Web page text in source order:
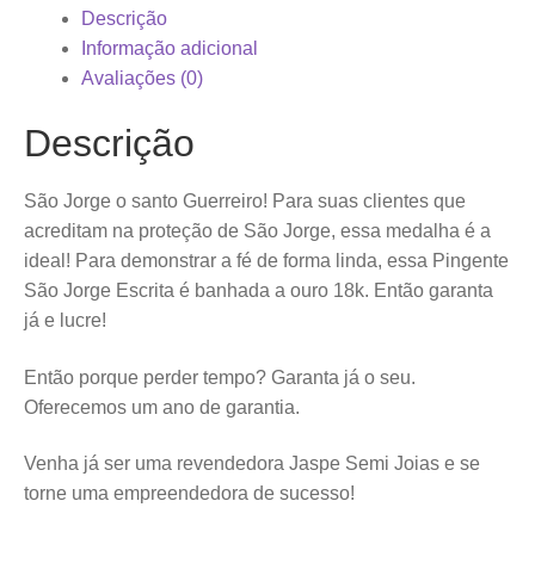
Descrição
Informação adicional
Avaliações (0)
Descrição
São Jorge o santo Guerreiro! Para suas clientes que
acreditam na proteção de São Jorge, essa medalha é a
ideal! Para demonstrar a fé de forma linda, essa Pingente
São Jorge Escrita é banhada a ouro 18k. Então garanta
já e lucre!
Então porque perder tempo? Garanta já o seu.
Oferecemos um ano de garantia.
Venha já ser uma revendedora Jaspe Semi Joias e se
torne uma empreendedora de sucesso!